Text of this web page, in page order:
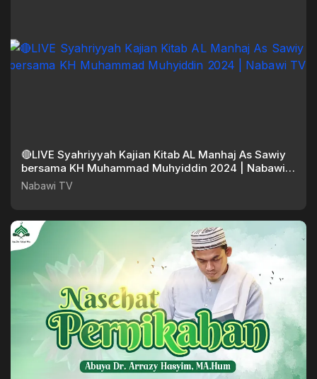
🔴LIVE Syahriyyah Kajian Kitab AL Manhaj As Sawiy
bersama KH Muhammad Muhyiddin 2024 | Nabawi
TV
Nabawi TV